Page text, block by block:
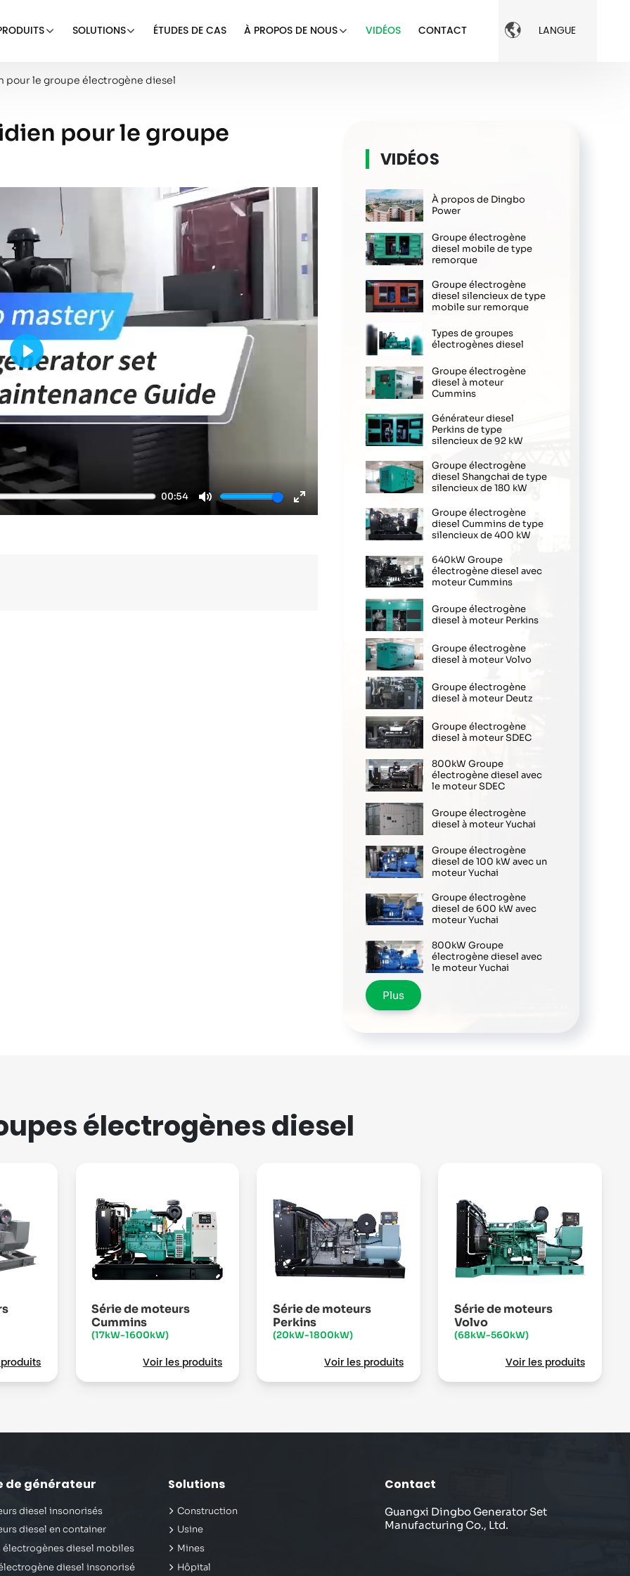
 LANGUE
SOLUTIONS ÉTUDES DE CAS À PROPOS DE NOUS VIDÉOS CONTACT
pour le groupe électrogène diesel
pour le groupe
00:54
Play
VIDÉOS
À propos de Dingbo
Power
Groupe électrogène
diesel mobile de type
remorque
Groupe électrogène
diesel silencieux de type
mobile sur remorque
Types de groupes
électrogènes diesel
Groupe électrogène
diesel à moteur
Cummins
Générateur diesel
Perkins de type
silencieux de 92 kW
Groupe électrogène
diesel Shangchai de type
silencieux de 180 kW
Groupe électrogène
diesel Cummins de type
silencieux de 400 kW
640kW Groupe
électrogène diesel avec
moteur Cummins
Groupe électrogène
diesel à moteur Perkins
Groupe électrogène
diesel à moteur Volvo
Groupe électrogène
diesel à moteur Deutz
Groupe électrogène
diesel à moteur SDEC
800kW Groupe
électrogène diesel avec
le moteur SDEC
Groupe électrogène
diesel à moteur Yuchai
Groupe électrogène
diesel de 100 kW avec un
moteur Yuchai
Groupe électrogène
diesel de 600 kW avec
moteur Yuchai
800kW Groupe
électrogène diesel avec
le moteur Yuchai
Plus
électrogènes diesel
Série de moteurs
Cummins
(17kW-1600kW)
Voir les produits
Série de moteurs
Perkins
(20kW-1800kW)
Voir les produits
Série de moteurs
Volvo
(68kW-560kW)
Voir les produits
de générateur
diesel insonorisés
diesel en container
électrogènes diesel mobiles
diesel insonorisé
Solutions
Construction
Usine
Mines
Hôpital
Contact
Guangxi Dingbo Generator Set
Manufacturing Co., Ltd.